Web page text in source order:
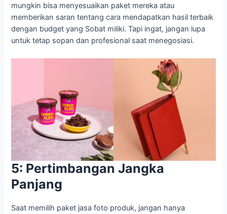
mungkin bisa menyesuaikan paket mereka atau
memberikan saran tentang cara mendapatkan hasil terbaik
dengan budget yang Sobat miliki. Tapi ingat, jangan lupa
untuk tetap sopan dan profesional saat menegosiasi.
5: Pertimbangan Jangka
Panjang
Saat memilih paket jasa foto produk, jangan hanya